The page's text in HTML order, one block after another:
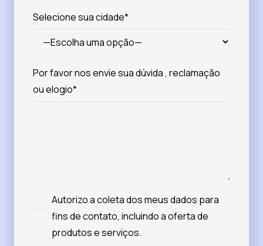
Selecione sua cidade*
Por favor nos envie sua dúvida , reclamação
ou elogio*
Autorizo a coleta dos meus dados para
fins de contato, incluindo a oferta de
produtos e serviços.